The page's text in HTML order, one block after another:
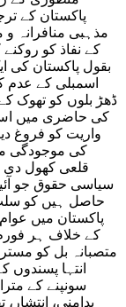
پاکستان کے
مذہبی منافرانہ
کے نفاذ کو
بقول پاکستان کی
اسمبلی کے عدم
ڈھڑ بلوں کو تھوک
کی حاضری میں اس
واریت کو فروغ
کی موجودگی
قلعی کھول دی
سیاسی حقوق جو
حاصل ہیں کو
پاکستان میں
کے خلاف ہر فورم
متصبانہ بل کو
انتہا پسندوں
سونپنے کے
بدامنی،